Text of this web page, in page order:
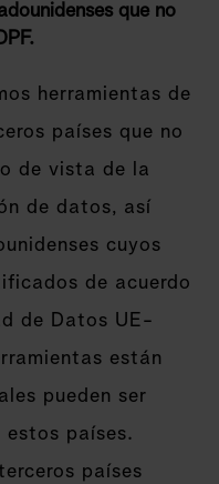
que no
herramientas de
países que no
de vista de la
de datos, así
cuyos
de acuerdo
de Datos UE-
están
pueden ser
países.
países